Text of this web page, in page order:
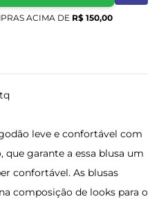
ACIMA DE R$ 150,00
leve e confortável com
garante a essa blusa um
confortável. As blusas
composição de looks para o